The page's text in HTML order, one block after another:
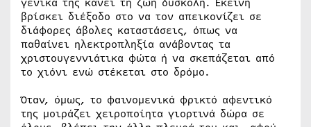
βρίσκει διέξοδο στο να τον απεικονίζει σε
διάφορες άβολες καταστάσεις, όπως να
παθαίνει ηλεκτροπληξία ανάβοντας τα
χριστουγεννιάτικα φώτα ή να σκεπάζεται από
το χιόνι ενώ στέκεται στο δρόμο.
Όταν, όμως, το φαινομενικά φρικτό αφεντικό
της μοιράζει χειροποίητα γιορτινά δώρα σε